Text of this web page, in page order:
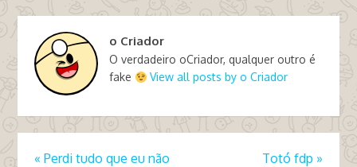
o Criador
O verdadeiro oCriador, qualquer outro é
fake
View all posts by o Criador
« Perdi tudo que eu não
Totó fdp »